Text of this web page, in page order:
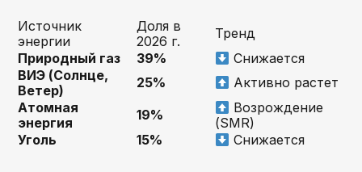
Источник
энергии
Доля в
2026 г.
Тренд
Природный газ
39%
Снижается
ВИЭ (Солнце,
Ветер)
25%
Активно растет
Атомная
энергия
19%
Возрождение
(SMR)
Уголь
15% Снижается